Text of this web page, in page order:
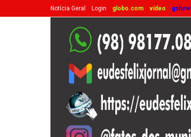
Notícia Geral Login globo.com vídeo gshow